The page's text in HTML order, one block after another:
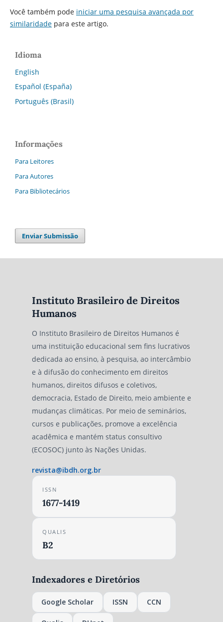
Você também pode iniciar uma pesquisa avançada por
similaridadepara este artigo.
Idioma
English
Español (España)
Português (Brasil)
Informações
Para Leitores
Para Autores
Para Bibliotecários
Enviar Submissão
Instituto Brasileiro de Direitos
Humanos
O Instituto Brasileiro de Direitos Humanos é
uma instituição educacional sem fins lucrativos
dedicada ao ensino, à pesquisa, ao intercâmbio
e à difusão do conhecimento em direitos
humanos, direitos difusos e coletivos,
democracia, Estado de Direito, meio ambiente e
mudanças climáticas. Por meio de seminários,
cursos e publicações, promove a excelência
acadêmica e mantém status consultivo
(ECOSOC) junto às Nações Unidas.
revista@ibdh.org.br
ISSN
1677-1419
QUALIS
B2
Indexadores e Diretórios
Google Scholar ISSN CCN